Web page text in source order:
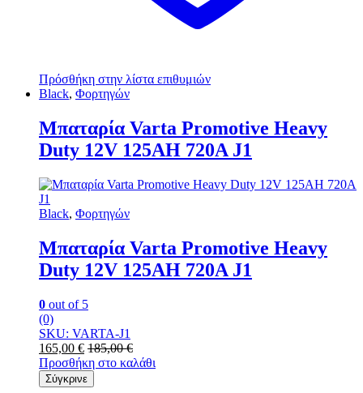
Πρόσθήκη στην λίστα επιθυμιών
Black, Φορτηγών
Μπαταρία Varta Promotive Heavy
Duty 12V 125AH 720A J1
Black, Φορτηγών
Μπαταρία Varta Promotive Heavy
Duty 12V 125AH 720A J1
0 out of 5
(0)
SKU: VARTA-J1
165,00 € 185,00€
Προσθήκη στο καλάθι
Σύγκρινε